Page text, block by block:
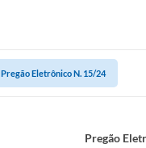
Pregão Eletrônico N. 15/24
Pregão